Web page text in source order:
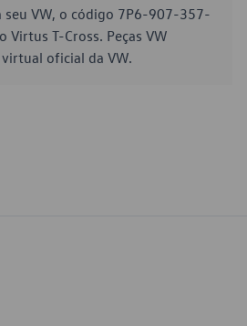
VW, o código 7P6-907-357-
Virtus T-Cross. Peças VW
oficial da VW.